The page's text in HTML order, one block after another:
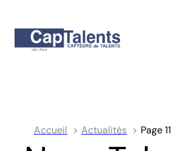
Accueil Actualités Page 11